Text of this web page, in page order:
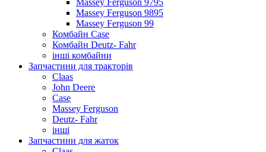
Massey Ferguson 9795
Massey Ferguson 9895
Massey Ferguson 99
Комбайн Case
Комбайн Deutz- Fahr
інші комбайни
Запчастини для тракторів
Claas
John Deere
Case
Massey Ferguson
Deutz- Fahr
інші
Запчастини для жаток